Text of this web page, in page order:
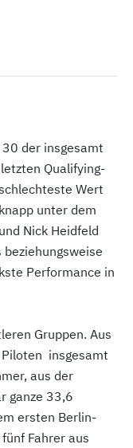
der insgesamt
Qualifying-
Wert
unter dem
Nick Heidfeld
Performance in
Gruppen. Aus
insgesamt
aus der
ganze 33,6
ersten Berlin-
Fahrer aus